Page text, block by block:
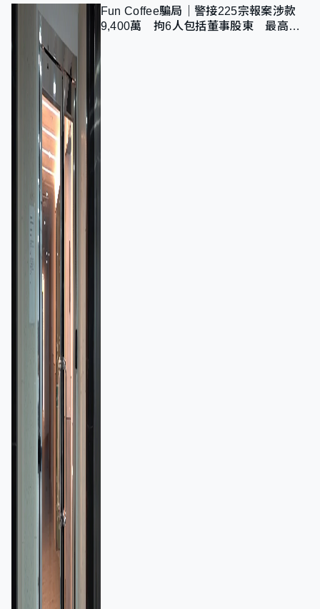
Fun Coffee騙局｜警接225宗報案涉款
9,400萬 拘6人包括董事股東 最高金